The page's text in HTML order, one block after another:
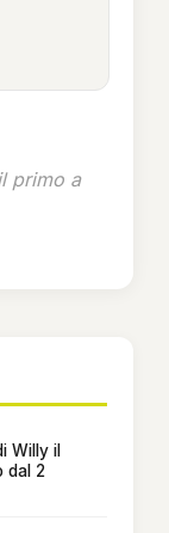
primo a
Willy il
dal 2